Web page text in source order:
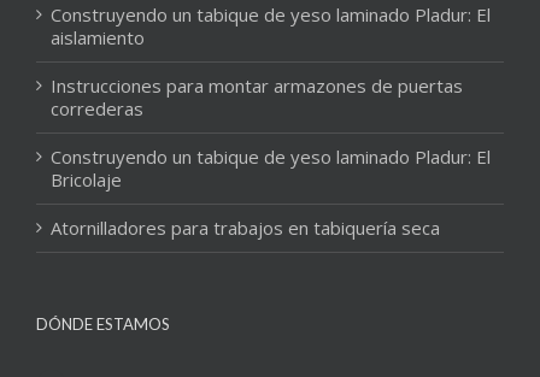
Construyendo un tabique de yeso laminado Pladur: El
aislamiento
Instrucciones para montar armazones de puertas
correderas
Construyendo un tabique de yeso laminado Pladur: El
Bricolaje
Atornilladores para trabajos en tabiquería seca
DÓNDE ESTAMOS